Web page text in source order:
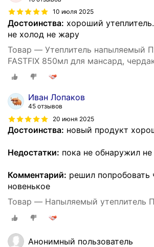
10 июля 2025
Достоинства: хороший
не холод не жару
Товар — Утеплитель напыляемый
FASTFIX 850мл для мансард,
балконов, лоджий
Иван Лопаков
45 отзывов
20 июня 2025
Достоинства: новый продукт
Недостатки: пока не обнаружил не
Комментарий: решил попробовать
новенькое
Товар — Напыляемый утеплитель
Анонимный пользователь